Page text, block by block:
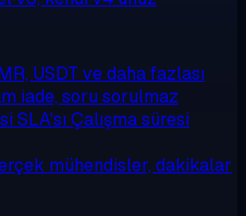
USDT ve daha fazlası
iade, soru sorulmaz
SLA'sı Çalışma süresi
mühendisler, dakikalar